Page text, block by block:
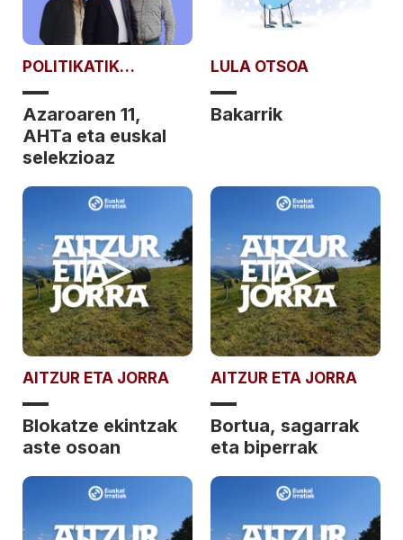
POLITIKATIK
POLITIKARAT
Azaroaren 11,
AHTa eta euskal
selekzioaz
LULA OTSOA
Bakarrik
AITZUR ETA JORRA
Blokatze ekintzak
aste osoan
AITZUR ETA JORRA
Bortua, sagarrak
eta biperrak